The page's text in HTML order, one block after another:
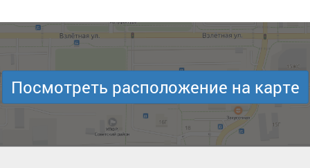
Посмотреть расположение на карте